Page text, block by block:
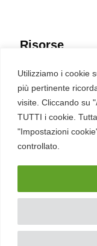
Utilizziamo i cookie
più pertinente
visite. Cliccando su
TUTTI i cookie.
"Impostazioni
controllato.
Risorse
Eventi
Fumetto Cyber
Newsletter
Servizi
Pubblicità
English
Ultime CVE critiche
2026 –